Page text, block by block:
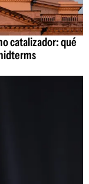
catalizador: qué